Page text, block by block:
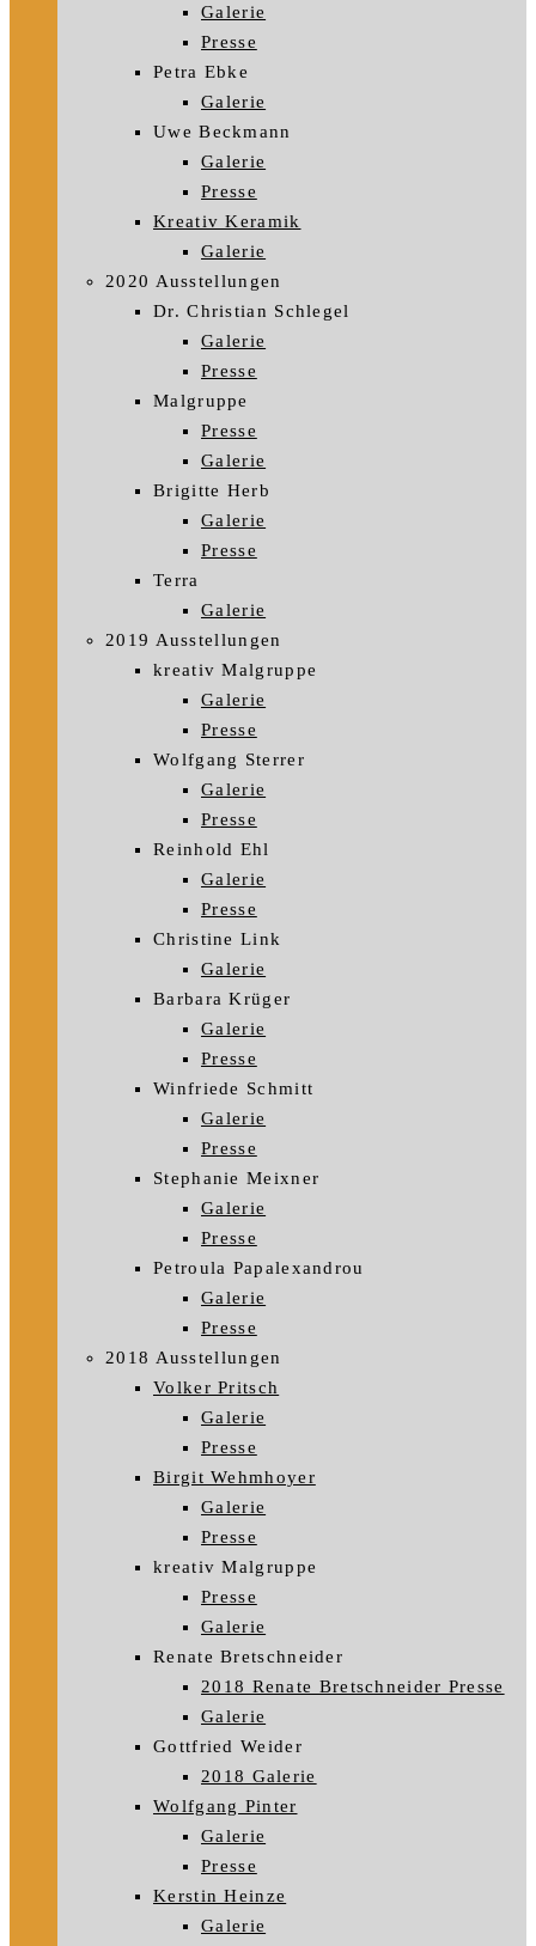
Galerie
Presse
Petra Ebke
Galerie
Uwe Beckmann
Galerie
Presse
Kreativ Keramik
Galerie
2020 Ausstellungen
Dr. Christian Schlegel
Galerie
Presse
Malgruppe
Presse
Galerie
Brigitte Herb
Galerie
Presse
Terra
Galerie
2019 Ausstellungen
kreativ Malgruppe
Galerie
Presse
Wolfgang Sterrer
Galerie
Presse
Reinhold Ehl
Galerie
Presse
Christine Link
Galerie
Barbara Krüger
Galerie
Presse
Winfriede Schmitt
Galerie
Presse
Stephanie Meixner
Galerie
Presse
Petroula Papalexandrou
Galerie
Presse
2018 Ausstellungen
Volker Pritsch
Galerie
Presse
Birgit Wehmhoyer
Galerie
Presse
kreativ Malgruppe
Presse
Galerie
Renate Bretschneider
2018 Renate Bretschneider Presse
Galerie
Gottfried Weider
2018 Galerie
Wolfgang Pinter
Galerie
Presse
Kerstin Heinze
Galerie